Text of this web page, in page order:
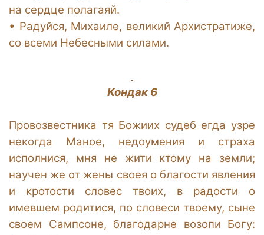
на сердце полагаяй.
• Радуйся, Михаиле, великий Архистратиже,
со всеми Небесными силами.
Кондак 6
Провозвестника тя Божиих судеб егда узре
некогда Маное, недоумения и страха
исполнися, мня не жити ктому на земли;
научен же от жены своея о благости явления
и кротости словес твоих, в радости о
имевшем родитися, по словеси твоему, сыне
своем Сампсоне, благодарне возопи Богу: